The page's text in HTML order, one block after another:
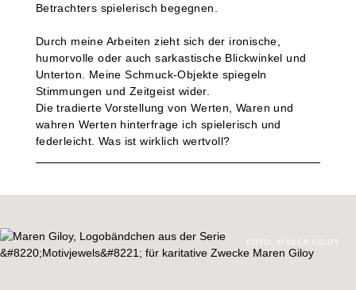
Betrachters spielerisch begegnen.
Durch meine Arbeiten zieht sich der ironische,
humorvolle oder auch sarkastische Blickwinkel und
Unterton. Meine Schmuck-Objekte spiegeln
Stimmungen und Zeitgeist wider.
Die tradierte Vorstellung von Werten, Waren und
wahren Werten hinterfrage ich spielerisch und
federleicht. Was ist wirklich wertvoll?
FOTO: MAREN GILOY